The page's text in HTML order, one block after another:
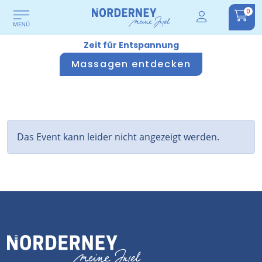
0
Zeit für Entspannung
Massagen entdecken
Das Event kann leider nicht angezeigt werden.